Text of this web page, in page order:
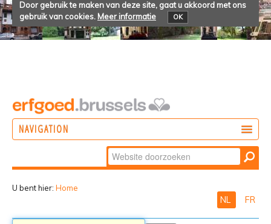
Door gebruik te maken van deze site, gaat u akkoord met ons
gebruik van cookies. Meer informatie OK
NAVIGATION
Zoek
Geavanceerd
U bent hier: Home
NL FR